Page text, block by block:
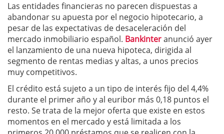
Las entidades financieras no parecen dispuestas a
abandonar su apuesta por el negocio hipotecario, a
pesar de las expectativas de desaceleración del
mercado inmobiliario español. Bankinteranunció ayer
el lanzamiento de una nueva hipoteca, dirigida al
segmento de rentas medias y altas, a unos precios
muy competitivos.
El crédito está sujeto a un tipo de interés fijo del 4,4%
durante el primer año y al euribor más 0,18 puntos el
resto. Se trata de la mejor oferta que existe en estos
momentos en el mercado y está limitada a los